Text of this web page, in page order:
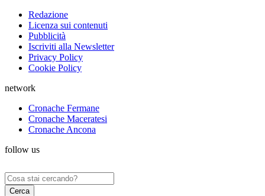
Redazione
Licenza sui contenuti
Pubblicità
Iscriviti alla Newsletter
Privacy Policy
Cookie Policy
network
Cronache Fermane
Cronache Maceratesi
Cronache Ancona
follow us
Ricerca
per: